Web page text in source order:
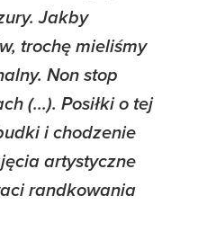
Jakby
trochę mieliśmy
Non stop
(...). Posiłki o tej
i chodzenie
artystyczne
randkowania